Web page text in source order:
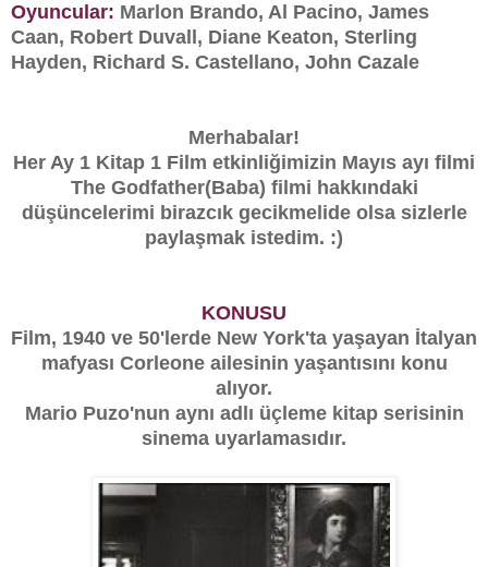
Oyuncular: Marlon Brando, Al Pacino, James
Caan, Robert Duvall, Diane Keaton, Sterling
Hayden, Richard S. Castellano, John Cazale
Merhabalar!
Her Ay 1 Kitap 1 Film etkinliğimizin Mayıs ayı filmi
The Godfather(Baba) filmi hakkındaki
düşüncelerimi birazcık gecikmelide olsa sizlerle
paylaşmak istedim. :)
KONUSU
Film, 1940 ve 50'lerde New York'ta yaşayan İtalyan
mafyası Corleone ailesinin yaşantısını konu
alıyor.
Mario Puzo'nun aynı adlı üçleme kitap serisinin
sinema uyarlamasıdır.